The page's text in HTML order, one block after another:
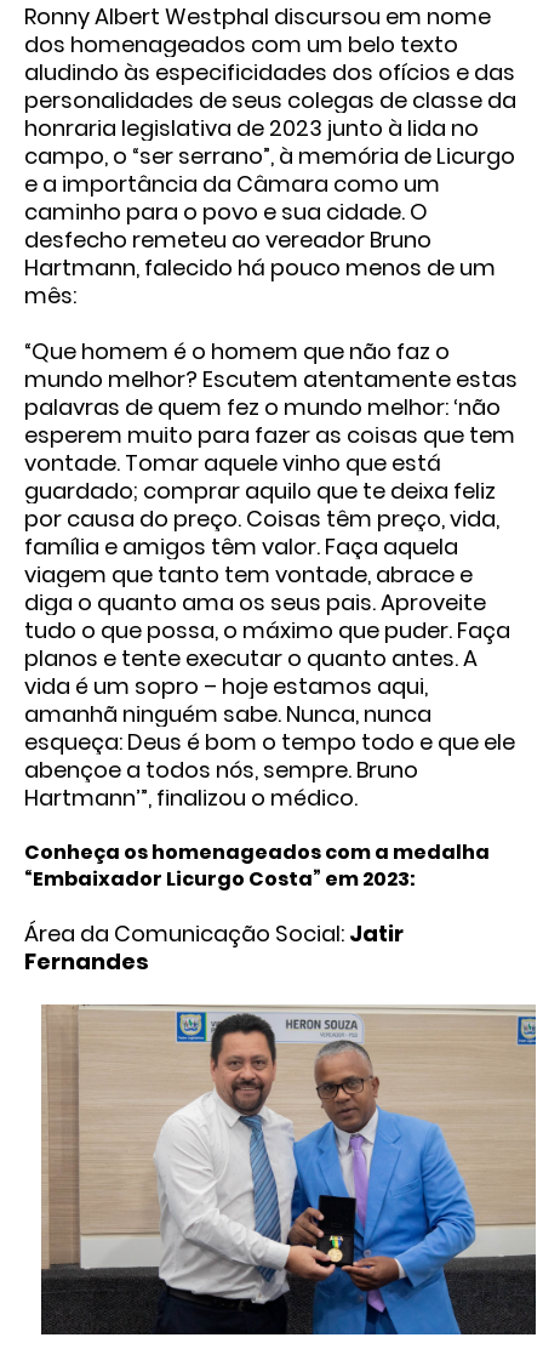
Ronny Albert Westphal discursou em nome
dos homenageados com um belo texto
aludindo às especificidades dos ofícios e das
personalidades de seus colegas de classe da
honraria legislativa de 2023 junto à lida no
campo, o “ser serrano”, à memória de Licurgo
e a importância da Câmara como um
caminho para o povo e sua cidade. O
desfecho remeteu ao vereador Bruno
Hartmann, falecido há pouco menos de um
mês:
“Que homem é o homem que não faz o
mundo melhor? Escutem atentamente estas
palavras de quem fez o mundo melhor: ‘não
esperem muito para fazer as coisas que tem
vontade. Tomar aquele vinho que está
guardado; comprar aquilo que te deixa feliz
por causa do preço. Coisas têm preço, vida,
família e amigos têm valor. Faça aquela
viagem que tanto tem vontade, abrace e
diga o quanto ama os seus pais. Aproveite
tudo o que possa, o máximo que puder. Faça
planos e tente executar o quanto antes. A
vida é um sopro – hoje estamos aqui,
amanhã ninguém sabe. Nunca, nunca
esqueça: Deus é bom o tempo todo e que ele
abençoe a todos nós, sempre. Bruno
Hartmann’”, finalizou o médico.
Conheça os homenageados com a medalha
“Embaixador Licurgo Costa” em 2023:
Área da Comunicação Social: Jatir
Fernandes